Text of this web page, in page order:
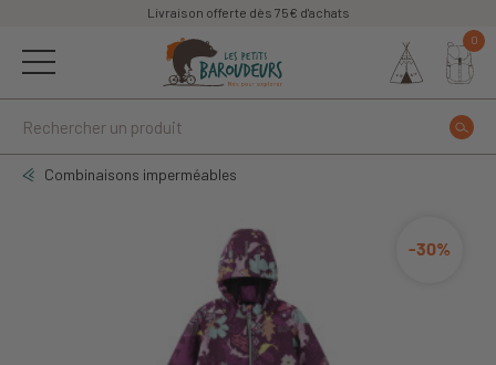
Livraison offerte dès 75€ d'achats
0
Combinaisons imperméables
-30%